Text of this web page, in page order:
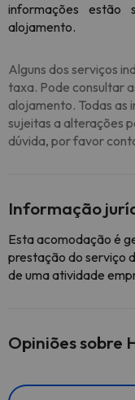
informações
alojamento.
Alguns dos serviços
taxa. Pode consultar
alojamento. Todas as
sujeitas a alterações
dúvida, por favor
Informação
Esta acomodação é
prestação do serviço
de uma atividade
Opiniões sobre